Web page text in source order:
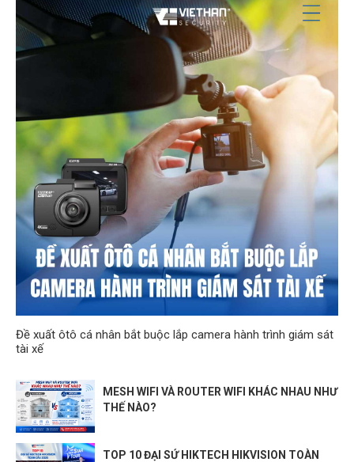
Đề xuất ôtô cá nhân bắt buộc lắp camera hành trình giám sát
tài xế
MESH WIFI VÀ ROUTER WIFI KHÁC NHAU NHƯ
THẾ NÀO?
TOP 10 ĐẠI SỨ HIKTECH HIKVISION TOÀN